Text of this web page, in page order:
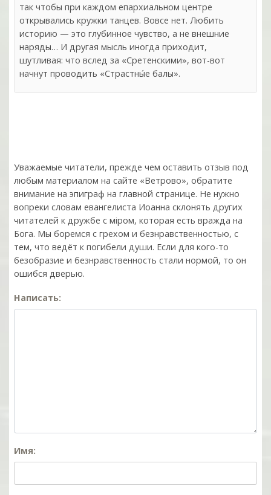
так чтобы при каждом епархиальном центре
открывались кружки танцев. Вовсе нет. Любить
историю — это глубинное чувство, а не внешние
наряды… И другая мысль иногда приходит,
шутливая: что вслед за «Сретенскими», вот-вот
начнут проводить «Страстны́е балы».
Уважаемые читатели, прежде чем оставить отзыв под
любым материалом на сайте «Ветрово», обратите
внимание на эпиграф на главной странице. Не нужно
вопреки словам евангелиста Иоанна склонять других
читателей к дружбе с мiром, которая есть вражда на
Бога. Мы боремся с грехом и без­нрав­ствен­ностью, с
тем, что ведёт к погибели души. Если для кого-то
безобразие и безнравственность стали нормой, то он
ошибся дверью.
Написать:
Имя: